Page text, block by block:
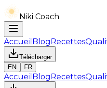
Niki Coach
Accueil BlogRecettes
Télécharger
EN
FR
Accueil BlogRecettes